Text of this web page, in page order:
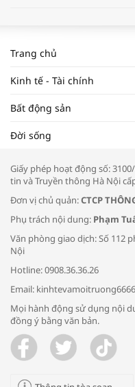
Bác
Trao
Trang chủ
Kinh tế - Tài chính
Bất động sản
Đời sống
Giấy phép hoạt động số:
tin và Truyền thông Hà Nội
Đơn vị chủ quản:CTCP
Phụ trách nội dung: Phạm
Văn phòng giao dịch: Số 112
Nội
Hotline: 0908.36.36.26
Email:
Mọi hành động sử dụng nội
đồng ý bằng văn bản.